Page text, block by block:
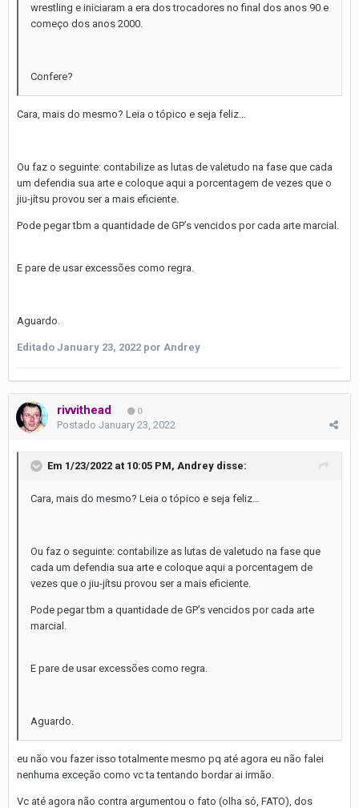
wrestling e iniciaram a era dos trocadores no final dos anos 90 e
começo dos anos 2000.
Confere?
Cara, mais do mesmo? Leia o tópico e seja feliz…
Ou faz o seguinte: contabilize as lutas de valetudo na fase que cada
um defendia sua arte e coloque aqui a porcentagem de vezes que o
jiu-jítsu provou ser a mais eficiente.
Pode pegar tbm a quantidade de GP’s vencidos por cada arte marcial.
E pare de usar excessões como regra.
Aguardo.
Editado January 23, 2022 por Andrey
rivvithead 0
Postado January 23, 2022
Em 1/23/2022 at 10:05 PM, Andrey disse:
Cara, mais do mesmo? Leia o tópico e seja feliz…
Ou faz o seguinte: contabilize as lutas de valetudo na fase que
cada um defendia sua arte e coloque aqui a porcentagem de
vezes que o jiu-jítsu provou ser a mais eficiente.
Pode pegar tbm a quantidade de GP’s vencidos por cada arte
marcial.
E pare de usar excessões como regra.
Aguardo.
eu não vou fazer isso totalmente mesmo pq até agora eu não falei
nenhuma exceção como vc ta tentando bordar ai irmão.
Vc até agora não contra argumentou o fato (olha só, FATO), dos